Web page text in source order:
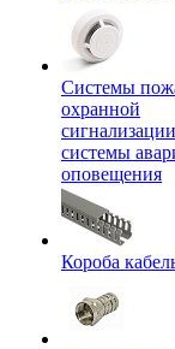
Системы
охранной
системы
оповещения
Короба